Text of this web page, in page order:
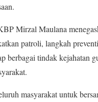
Mirzal Maulana
patroli, langkah
berbagai tindak kejahatan
masyarakat untuk